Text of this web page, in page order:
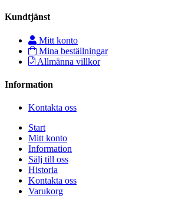
Kundtjänst
Mitt konto
Mina beställningar
Allmänna villkor
Information
Kontakta oss
Start
Mitt konto
Information
Sälj till oss
Historia
Kontakta oss
Varukorg